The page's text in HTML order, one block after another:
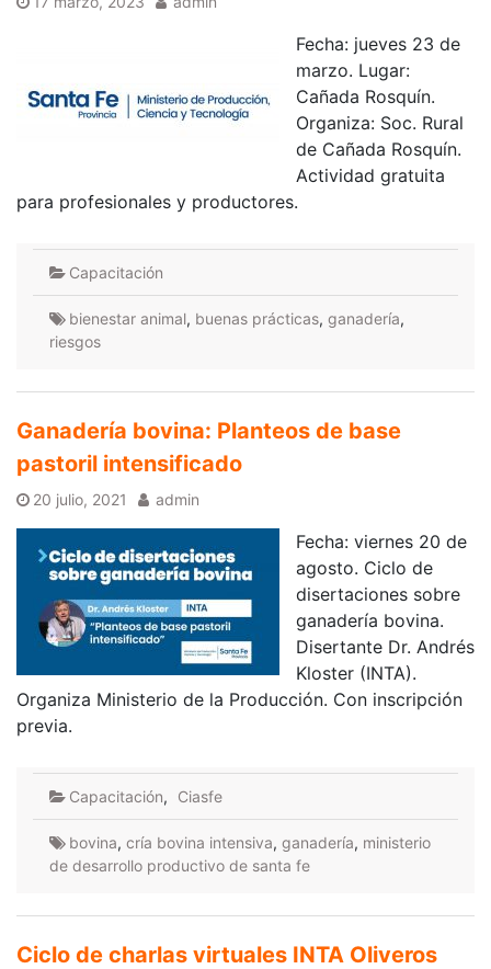
Fecha: jueves 23 de
marzo. Lugar:
Cañada Rosquín.
Organiza: Soc. Rural
de Cañada Rosquín.
Actividad gratuita
para profesionales y productores.
Capacitación
bienestar animal, buenas prácticas, ganadería,
riesgos
Ganadería bovina: Planteos de base
pastoril intensificado
20 julio, 2021 admin
Fecha: viernes 20 de
agosto. Ciclo de
disertaciones sobre
ganadería bovina.
Disertante Dr. Andrés
Kloster (INTA).
Organiza Ministerio de la Producción. Con inscripción
previa.
Capacitación, Ciasfe
bovina, cría bovina intensiva, ganadería, ministerio
de desarrollo productivo de santa fe
Ciclo de charlas virtuales INTA Oliveros